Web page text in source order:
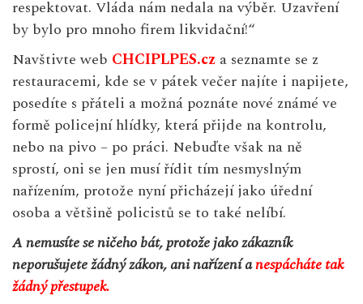
respektovat. Vláda nám nedala na výběr. Uzavření
by bylo pro mnoho firem likvidační!“
Navštivte web CHCIPLPES.cz a seznamte se z
restauracemi, kde se v pátek večer najíte i napijete,
posedíte s přáteli a možná poznáte nové známé ve
formě policejní hlídky, která přijde na kontrolu,
nebo na pivo – po práci. Nebuďte však na ně
sprostí, oni se jen musí řídit tím nesmyslným
nařízením, protože nyní přicházejí jako úřední
osoba a většině policistů se to také nelíbí.
A nemusíte se ničeho bát, protože jako zákazník
neporušujete žádný zákon, ani nařízení anespácháte tak
žádný přestupek.